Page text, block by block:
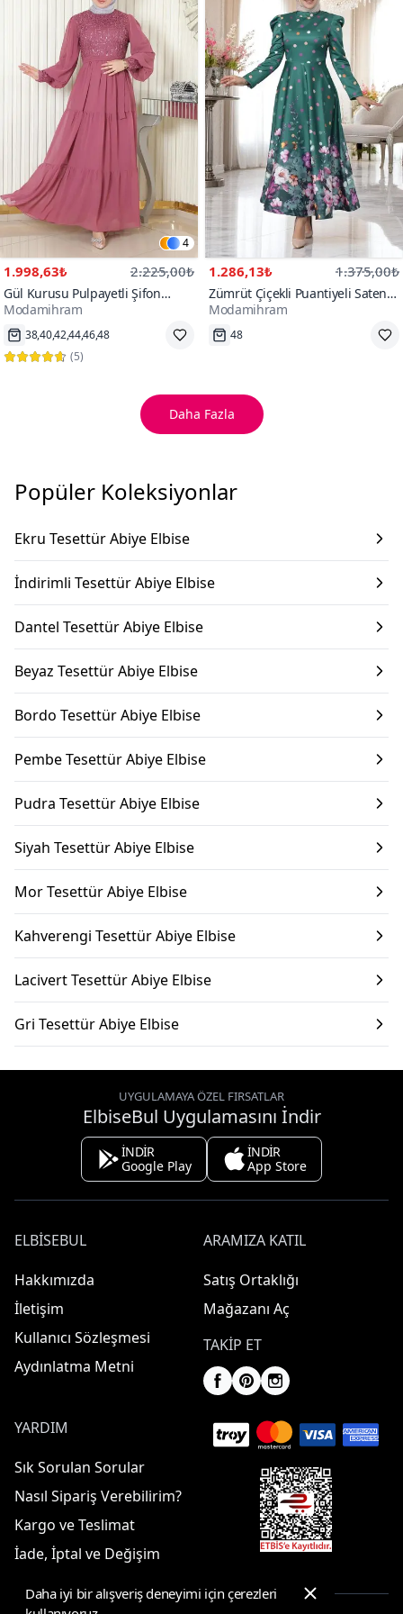
4
1.998,63₺ 2.225,00₺
Gül Kurusu Pulpayetli Şifon
Abiye Elbise
Modamihram
Hızlı Kargo
(5)
1.286,13₺ 1.375,00₺
Zümrüt Çiçekli Puantiyeli Saten
Tesettür Abiye Elbise
Modamihram
Tükenmek Üzere
Daha Fazla
Popüler Koleksiyonlar
Ekru Tesettür Abiye Elbise
İndirimli Tesettür Abiye Elbise
Dantel Tesettür Abiye Elbise
Beyaz Tesettür Abiye Elbise
Bordo Tesettür Abiye Elbise
Pembe Tesettür Abiye Elbise
Pudra Tesettür Abiye Elbise
Siyah Tesettür Abiye Elbise
Mor Tesettür Abiye Elbise
Kahverengi Tesettür Abiye Elbise
Lacivert Tesettür Abiye Elbise
Gri Tesettür Abiye Elbise
UYGULAMAYA ÖZEL FIRSATLAR
ElbiseBul Uygulamasını İndir
İNDİR
Google Play
İNDİR
App Store
ELBISEBUL
Hakkımızda
İletişim
Kullanıcı Sözleşmesi
Aydınlatma Metni
ARAMIZA KATIL
Satış Ortaklığı
Mağazanı Aç
TAKIP ET
YARDIM
Sık Sorulan Sorular
Nasıl Sipariş Verebilirim?
Kargo ve Teslimat
İade, İptal ve Değişim
Daha iyi bir alışveriş deneyimi için çerezleri